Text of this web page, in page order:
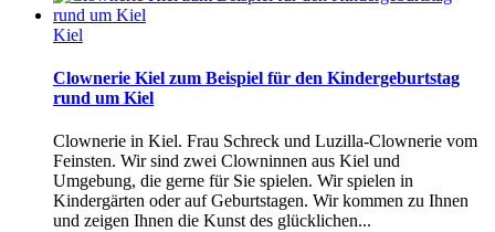
Kiel
Clownerie Kiel zum Beispiel für den Kindergeburtstag
rund um Kiel
Clownerie in Kiel. Frau Schreck und Luzilla-Clownerie vom
Feinsten. Wir sind zwei Clowninnen aus Kiel und
Umgebung, die gerne für Sie spielen. Wir spielen in
Kindergärten oder auf Geburtstagen. Wir kommen zu Ihnen
und zeigen Ihnen die Kunst des glücklichen...